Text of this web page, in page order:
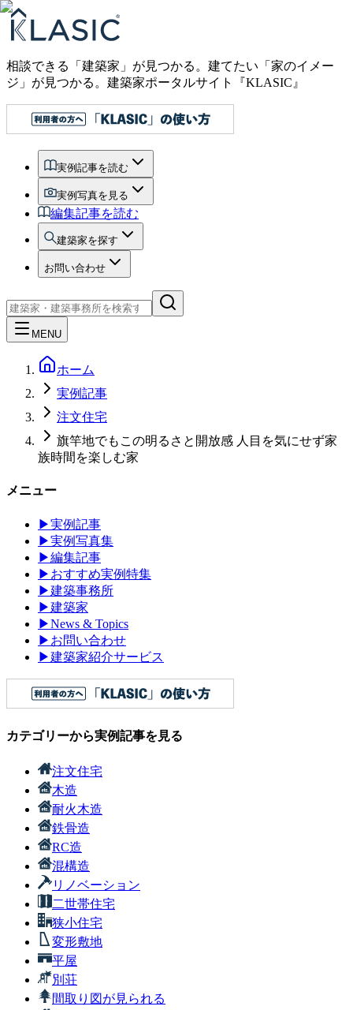
相談できる「建築家」が見つかる。建てたい「家のイメー
ジ」が見つかる。 建築家ポータルサイト『KLASIC』
実例記事を読む
実例写真を見る
編集記事を読む
建築家を探す
お問い合わせ
MENU
ホーム
実例記事
注文住宅
旗竿地でもこの明るさと開放感 人目を気にせず家
族時間を楽しむ家
メニュー
▶実例記事
▶実例写真集
▶編集記事
▶ おすすめ実例特集
▶建築事務所
▶建築家
▶News & Topics
▶ お問い合わせ
▶建築家紹介サービス
カテゴリーから実例記事を見る
注文住宅
木造
耐火木造
鉄骨造
RC造
混構造
リノベーション
二世帯住宅
狭小住宅
変形敷地
平屋
別荘
間取り図が見られる